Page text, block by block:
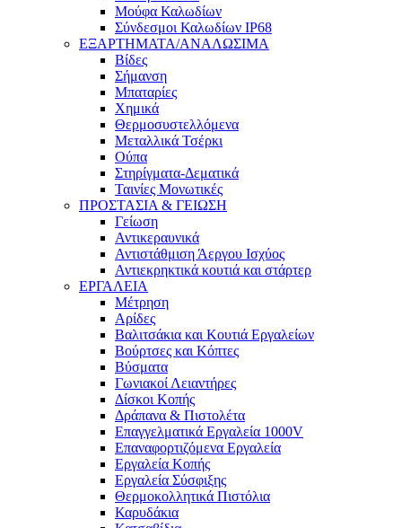
Μούφα Καλωδίων
Σύνδεσμοι Καλωδίων IP68
ΕΞΑΡΤΗΜΑΤΑ/ΑΝΑΛΩΣΙΜΑ
Βίδες
Σήμανση
Μπαταρίες
Χημικά
Θερμοσυστελλόμενα
Μεταλλικά Τσέρκι
Ούπα
Στηρίγματα-Δεματικά
Ταινίες Μονωτικές
ΠΡΟΣΤΑΣΙΑ & ΓΕΙΩΣΗ
Γείωση
Αντικεραυνικά
Αντιστάθμιση Άεργου Ισχύος
Αντιεκρηκτικά κουτιά και στάρτερ
ΕΡΓΑΛΕΙΑ
Μέτρηση
Αρίδες
Βαλιτσάκια και Κουτιά Εργαλείων
Βούρτσες και Κόπτες
Βύσματα
Γωνιακοί Λειαντήρες
Δίσκοι Κοπής
Δράπανα & Πιστολέτα
Επαγγελματικά Εργαλεία 1000V
Επαναφορτιζόμενα Εργαλεία
Εργαλεία Κοπής
Εργαλεία Σύσφιξης
Θερμοκολλητικά Πιστόλια
Καρυδάκια